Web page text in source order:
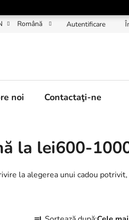
Română Autentificare
noi Contactaţi-ne
la lei600-
la alegerea unui cadou potrivit,